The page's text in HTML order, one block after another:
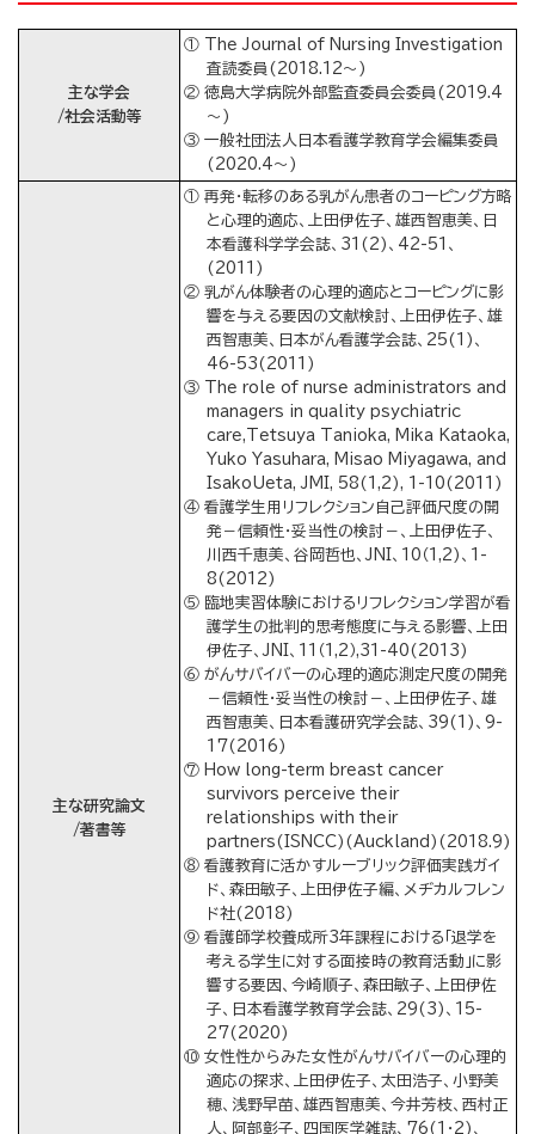
主な学会
/社会活動等
① The Journal of Nursing Investigation
査読委員(2018.12～)
② 徳島大学病院外部監査委員会委員(2019.4
～)
③ 一般社団法人日本看護学教育学会編集委員
(2020.4～)
主な研究論文
/著書等
① 再発・転移のある乳がん患者のコーピング方略
と心理的適応、上田伊佐子、雄西智恵美、日
本看護科学学会誌、31(2)、42-51、
(2011)
② 乳がん体験者の心理的適応とコーピングに影
響を与える要因の文献検討、上田伊佐子、雄
西智恵美、日本がん看護学会誌、25(1)、
46-53(2011)
③ The role of nurse administrators and
managers in quality psychiatric
care,Tetsuya Tanioka, Mika Kataoka,
Yuko Yasuhara, Misao Miyagawa, and
IsakoUeta, JMI, 58(1,2), 1-10(2011)
④ 看護学生用リフレクション自己評価尺度の開
発－信頼性・妥当性の検討－、上田伊佐子、
川西千恵美、谷岡哲也、JNI、10（1,2)、1-
8(2012)
⑤ 臨地実習体験におけるリフレクション学習が看
護学生の批判的思考態度に与える影響、上田
伊佐子、JNI、11（1,2）,31-40(2013)
⑥ がんサバイバーの心理的適応測定尺度の開発
－信頼性・妥当性の検討－、上田伊佐子、雄
西智恵美、日本看護研究学会誌、39(1)、9-
17(2016)
⑦ How long-term breast cancer
survivors perceive their
relationships with their
partners(ISNCC)(Auckland)(2018.9)
⑧ 看護教育に活かすルーブリック評価実践ガイ
ド、森田敏子、上田伊佐子編、メヂカルフレン
ド社(2018)
⑨ 看護師学校養成所3年課程における「退学を
考える学生に対する面接時の教育活動」に影
響する要因、今崎順子、森田敏子、上田伊佐
子、日本看護学教育学会誌、29(3)、15-
27(2020)
⑩ 女性性からみた女性がんサバイバーの心理的
適応の探求、上田伊佐子、太田浩子、小野美
穂、浅野早苗、雄西智恵美、今井芳枝、西村正
人、阿部彰子、四国医学雑誌、76(1･2)、